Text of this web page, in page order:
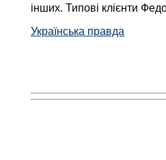
інших. Типові клієнти
Українська правда